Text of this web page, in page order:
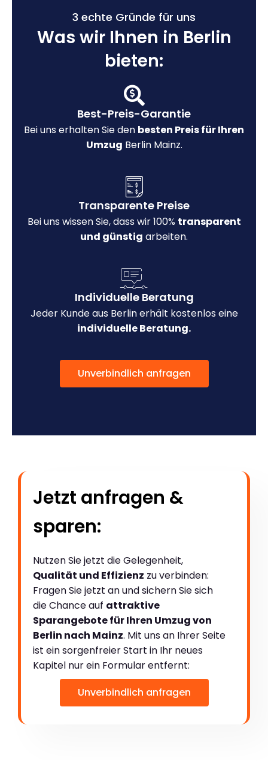
3 echte Gründe für uns
Was wir Ihnen in Berlin
bieten:
Best-Preis-Garantie
Bei uns erhalten Sie den besten Preis für Ihren
Umzug Berlin Mainz.
Transparente Preise
Bei uns wissen Sie, dass wir 100% transparent
und günstig arbeiten.
Individuelle Beratung
Jeder Kunde aus Berlin erhält kostenlos eine
individuelle Beratung.
Unverbindlich anfragen
Jetzt anfragen &
sparen:
Nutzen Sie jetzt die Gelegenheit,
Qualität und Effizienz zu verbinden:
Fragen Sie jetzt an und sichern Sie sich
die Chance auf attraktive
Sparangebote für Ihren Umzug von
Berlin nach Mainz. Mit uns an Ihrer Seite
ist ein sorgenfreier Start in Ihr neues
Kapitel nur ein Formular entfernt:
Unverbindlich anfragen